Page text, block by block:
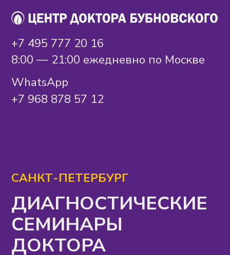
WhatsApp
8:00 — 21:00 ежедневно по Москве
ДОКТОРА
Более 10 000 000 человек вылечили
грыжу, протрузии, артроз, артрит,
остеохондроз и сколиоз по методу
профессора Бубновского